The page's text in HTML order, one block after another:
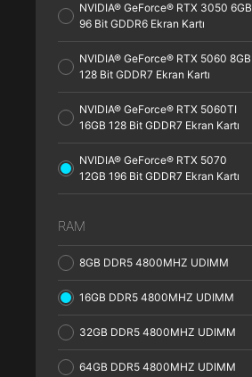
NVIDIA® GeForce® RTX 3050 6GB
96 Bit GDDR6 Ekran Kartı
NVIDIA® GeForce® RTX 5060 8GB
128 Bit GDDR7 Ekran Kartı
NVIDIA® GeForce® RTX 5060TI
16GB 128 Bit GDDR7 Ekran Kartı
NVIDIA® GeForce® RTX 5070
12GB 196 Bit GDDR7 Ekran Kartı
RAM
8GB DDR5 4800MHZ UDIMM
16GB DDR5 4800MHZ UDIMM
32GB DDR5 4800MHZ UDIMM
64GB DDR5 4800MHZ UDIMM